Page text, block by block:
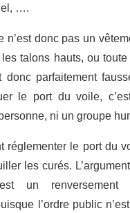
….
n’est donc pas un
talons hauts, ou
donc parfaitement
le port du voile,
ni un groupe
réglementer le port du
les curés.
un renversement
l’ordre public